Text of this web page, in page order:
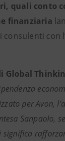
quali conto
finanziaria
con
Global
per Avon,
Sanpaolo,
significa